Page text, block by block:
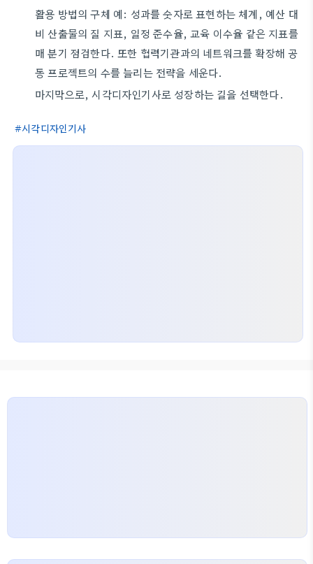
활용 방법의 구체 예: 성과를 숫자로 표현하는 체계, 예산 대
비 산출물의 질 지표, 일정 준수율, 교육 이수율 같은 지표를
매 분기 점검한다. 또한 협력기관과의 네트워크를 확장해 공
동 프로젝트의 수를 늘리는 전략을 세운다.
마지막으로, 시각디자인기사로 성장하는 길을 선택한다.
시각디자인기사